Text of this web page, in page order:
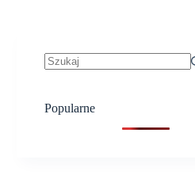
Popularne